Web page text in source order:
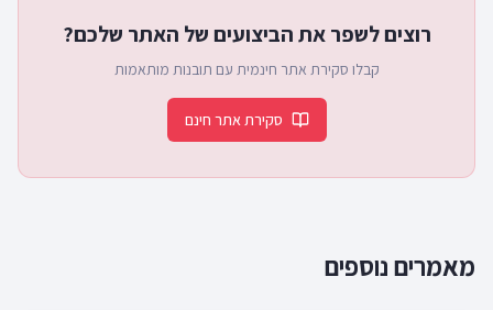
רוצים לשפר את הביצועים של האתר שלכם?
קבלו סקירת אתר חינמית עם תובנות מותאמות
סקירת אתר חינם
מאמרים נוספים